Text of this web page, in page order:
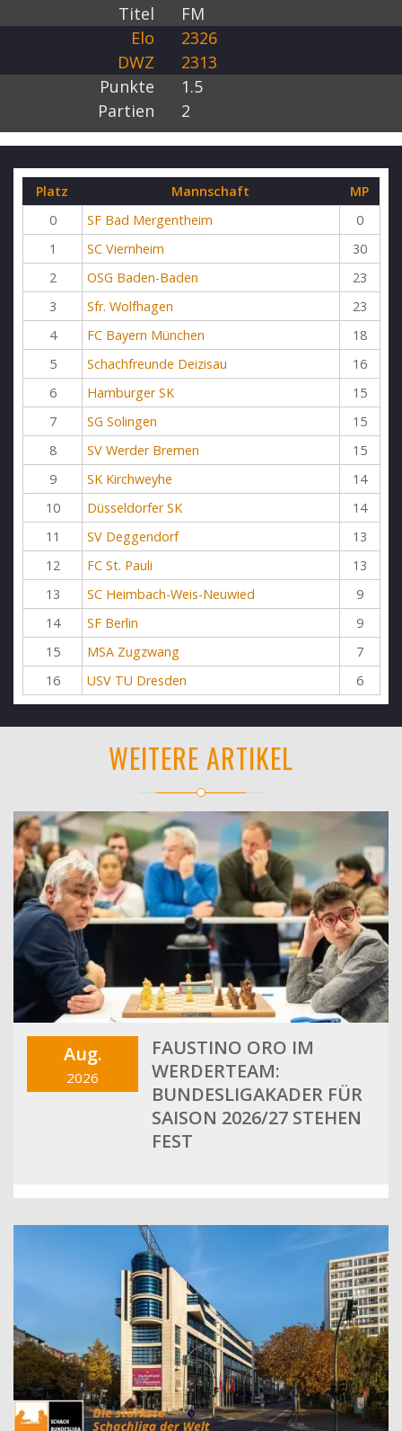
Titel
FM
Elo
2326
DWZ
2313
Punkte
1.5
Partien
2
Platz Mannschaft
MP
0
SF Bad Mergentheim
0
1
SC Viernheim
30
2
OSG Baden-Baden
23
3
Sfr. Wolfhagen
23
4
FC Bayern München
18
5
Schachfreunde Deizisau
16
6
Hamburger SK
15
7
SG Solingen
15
8
SV Werder Bremen
15
9
SK Kirchweyhe
14
10
Düsseldorfer SK
14
11
SV Deggendorf
13
12
FC St. Pauli
13
13
SC Heimbach-Weis-Neuwied
9
14
SF Berlin
9
15
MSA Zugzwang
7
16
USV TU Dresden 6
WEITERE ARTIKEL
Aug.
2026
FAUSTINO ORO IM
WERDERTEAM:
BUNDESLIGAKADER FÜR
SAISON 2026/27 STEHEN
FEST